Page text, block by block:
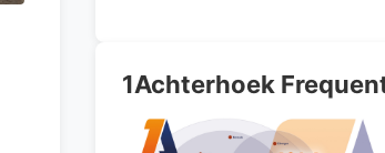
1Achterhoek